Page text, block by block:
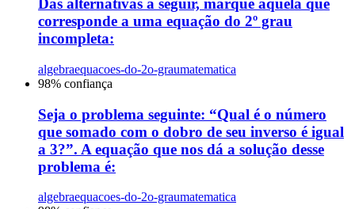
Das alternativas a seguir, marque aquela que
corresponde a uma equação do 2º grau
incompleta:
algebraequacoes-do-2o-graumatematica
98% confiança
Seja o problema seguinte: “Qual é o número
que somado com o dobro de seu inverso é igual
a 3?”. A equação que nos dá a solução desse
problema é:
algebraequacoes-do-2o-graumatematica